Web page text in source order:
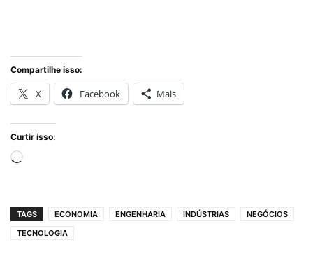
Compartilhe isso:
X Facebook Mais
Curtir isso:
Carregando...
TAGS ECONOMIA ENGENHARIA INDÚSTRIAS
NEGÓCIOS
TECNOLOGIA